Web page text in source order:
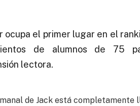
ocupa el primer lugar en el
de alumnos de 75
lectora.
de Jack está completamente